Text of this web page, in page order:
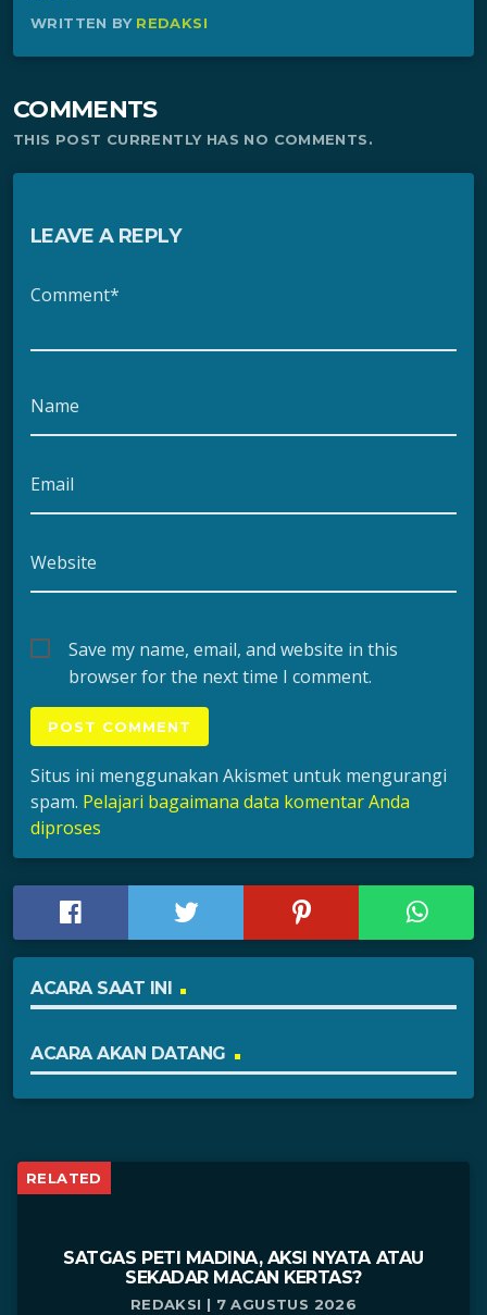
WRITTEN BY REDAKSI
COMMENTS
THIS POST CURRENTLY HAS NO COMMENTS.
LEAVE A REPLY
Comment*
Name
Email
Website
Save my name, email, and website in this
browser for the next time I comment.
Situs ini menggunakan Akismet untuk mengurangi
spam. Pelajari bagaimana data komentar Anda
diproses
ACARA SAAT INI
ACARA AKAN DATANG
RELATED
SATGAS PETI MADINA, AKSI NYATA ATAU
SEKADAR MACAN KERTAS?
REDAKSI | 7 AGUSTUS 2026